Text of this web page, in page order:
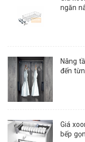
ngăn
Nâng
đến
Giá
bếp